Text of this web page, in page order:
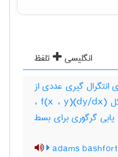
انگلیسی
تلفظ
انتگرال گیری عددی از
یک معادله ی دیفرانسیل به شکل (dy/dx)f(x ، y) ،
گرگوری برای بسط
adams